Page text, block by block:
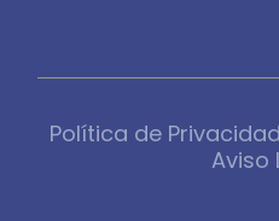
Política de Privacidad
Aviso